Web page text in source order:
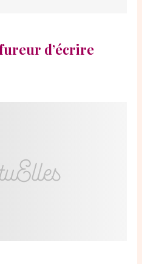
d’écrire